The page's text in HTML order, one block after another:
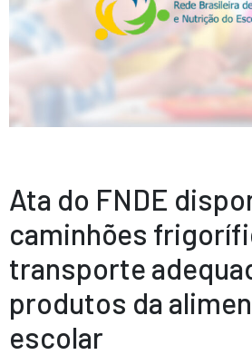
Ata do FNDE
caminhões
transporte
produtos da
escolar